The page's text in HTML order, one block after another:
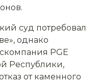
суд потребовал
однако
PGE
Республики,
от каменного